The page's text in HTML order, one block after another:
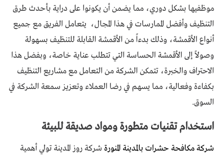
موظفيها بشكل دوري، مما يضمن أن يكونوا على دراية بأحدث طرق
التنظيف وأفضل الممارسات في هذا المجال، يتعامل الفريق مع جميع
أنواع الأقمشة، وذلك بدءاً من الأقمشة القابلة للتنظيف بسهولة
وصولاً إلى الأقمشة الحساسة التي تتطلب عناية خاصة، وبفضل هذا
الاحتراف والخبرة، تتمكن الشركة من التعامل مع مشاريع التنظيف
بكفاءة وفعالية، مما يسهم في رضا العملاء وتعزيز سمعة الشركة في
السوق.
استخدام تقنيات متطورة ومواد صديقة للبيئة
شركة مكافحة حشرات بالمدينة المنورة شركة روز المدينة تولي أهمية